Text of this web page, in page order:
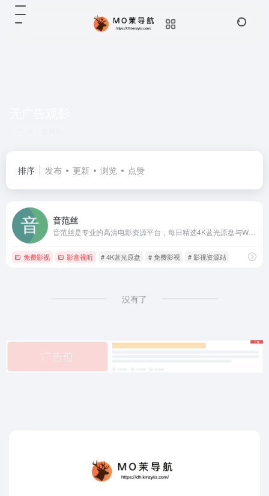
排序 发布 更新 浏览 点赞
音范丝
免费影视 影音视听 # 4K蓝光原盘 # 免费影视 # 影视资源站
没有了